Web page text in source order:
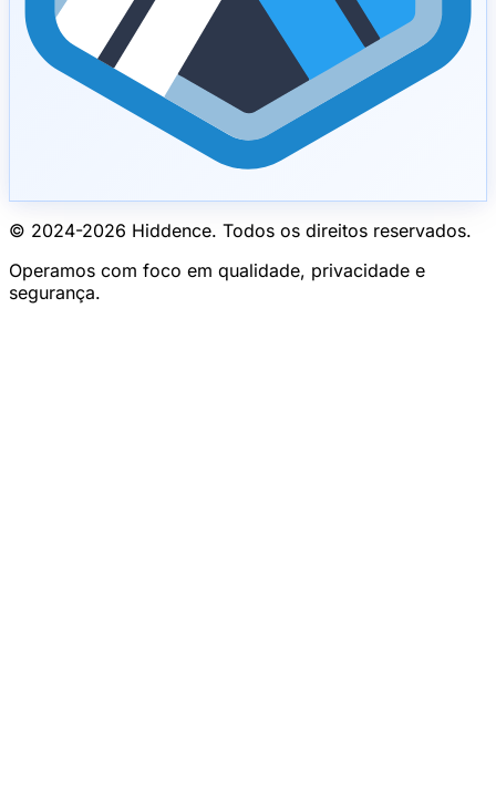
© 2024-2026 Hiddence. Todos os direitos reservados.
Operamos com foco em qualidade, privacidade e
segurança.